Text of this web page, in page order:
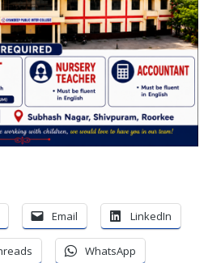
Email LinkedIn
WhatsApp